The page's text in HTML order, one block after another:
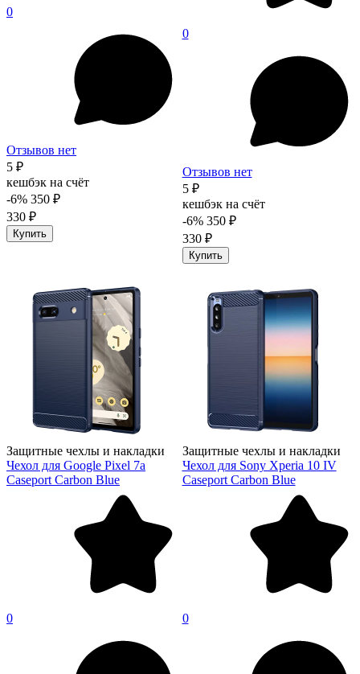
0
Отзывов нет
5 ₽
кешбэк на счёт
-6% 350 ₽
330 ₽
Купить
0
Отзывов нет
5 ₽
кешбэк на счёт
-6% 350 ₽
330 ₽
Купить
Защитные чехлы и накладки
Чехол для Google Pixel 7a
Caseport Carbon Blue
0
Защитные чехлы и накладки
Чехол для Sony Xperia 10 IV
Caseport Carbon Blue
0